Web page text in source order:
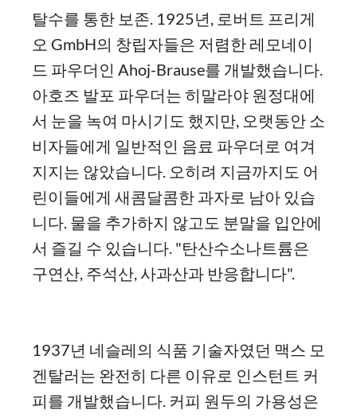
탈수를 통한 보존. 1925년, 로버트 프리게
오 GmbH의 창립자들은 저렴한 레모네이
드 파우더인 Ahoj-Brause를 개발했습니다.
아호즈 발포 파우더는 히말라야 원정대에
서 눈을 녹여 마시기도 했지만, 오랫동안 소
비자들에게 일반적인 음료 파우더로 여겨
지지는 않았습니다. 오히려 지금까지도 어
린이들에게 새콤달콤한 과자로 남아 있습
니다. 물을 추가하지 않고도 분말을 입안에
서 즐길 수 있습니다. "탄산수소나트륨은
구연산, 주석산, 사과산과 반응합니다".
1937년 네슬레의 식품 기술자였던 맥스 모
겐탈러는 완전히 다른 이유로 인스턴트 커
피를 개발했습니다. 커피 원두의 가용성은